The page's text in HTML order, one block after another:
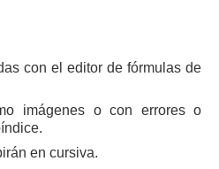
con el editor de fórmulas de
imágenes o con errores o
en cursiva.